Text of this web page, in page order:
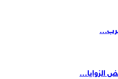
الزوايا…